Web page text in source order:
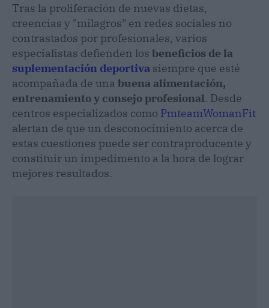
Tras la proliferación de nuevas dietas,
creencias y "milagros" en redes sociales no
contrastados por profesionales, varios
especialistas defienden los beneficios de la
suplementación deportiva siempre que esté
acompañada de una buena alimentación,
entrenamiento y consejo profesional. Desde
centros especializados como PmteamWomanFit
alertan de que un desconocimiento acerca de
estas cuestiones puede ser contraproducente y
constituir un impedimento a la hora de lograr
mejores resultados.